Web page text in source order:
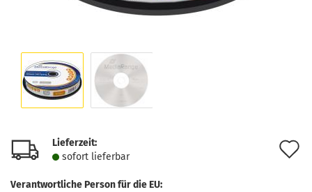
Lieferzeit:
sofort lie­fer­bar
Verantwortliche Person für die EU: